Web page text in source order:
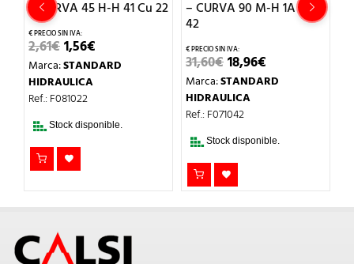
– CURVA 45 H-H 41 Cu 22
2,61€EL
PRECIO
ORIGINAL
ERA:
2,61€.
1,56€PRECIO
ACTUAL
Marca:STANDARD
HIDRAULICA
Ref.: F081022
Stock disponible.
– CURVA 90 M-H 1A Cu
42
31,60€EL
PRECIO
ORIGINAL
ERA:
31,60€.
18,96€PRECIO
ACTUAL
Marca:STANDARD
HIDRAULICA
Ref.: F071042
Stock disponible.